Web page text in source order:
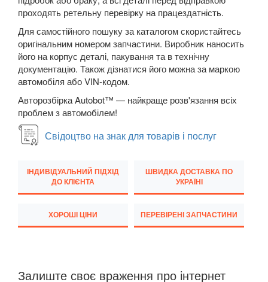
Transit V
Transit VI (V347/V348)
Transit VII
Transit Connect Mk1 (V227, TC7, PU2)
Transit Connect Mk2
Transit Courier Mk1
HONDA
JAGUAR keyboard_arrow_down
проходять ретельну перевірку на працездатність.
Для самостійного пошуку за каталогом скористайтесь
оригінальним номером запчастини. Виробник наносить
його на корпус деталі, пакування та в технічну
документацію. Також дізнатися його можна за маркою
автомобіля або VIN-кодом.
Авторозбірка Autobot™ — найкраще розв'язання всіх
проблем з автомобілем!
Свідоцтво на знак для товарів і послуг
ІНДИВІДУАЛЬНИЙ ПІДХІД
ДО КЛІЄНТА
ШВИДКА ДОСТАВКА ПО
УКРАЇНІ
ХОРОШІ ЦІНИ ПЕРЕВІРЕНІ ЗАПЧАСТИНИ
Залиште своє враження про інтернет